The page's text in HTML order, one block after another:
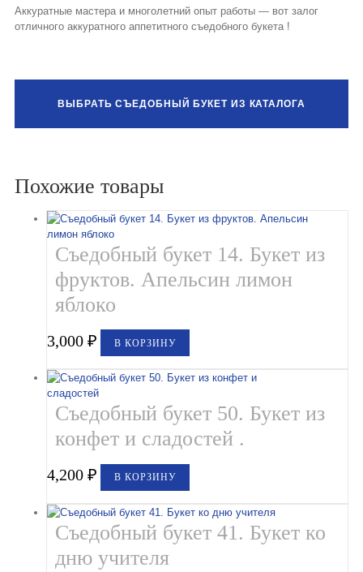
Аккуратные мастера и многолетний опыт работы — вот залог
отличного аккуратного аппетитного съедобного букета !
ВЫБРАТЬ СЪЕДОБНЫЙ БУКЕТ ИЗ КАТАЛОГА
Похожие товары
Съедобный букет 14. Букет из
фруктов. Апельсин лимон
яблоко
3,000₽ В КОРЗИНУ
Съедобный букет 50. Букет из
конфет и сладостей .
4,200₽ В КОРЗИНУ
Съедобный букет 41. Букет ко
дню учителя